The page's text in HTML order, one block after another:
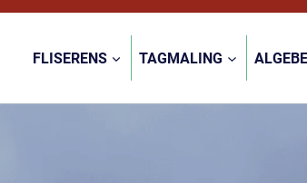
FLISERENS TAGMALING